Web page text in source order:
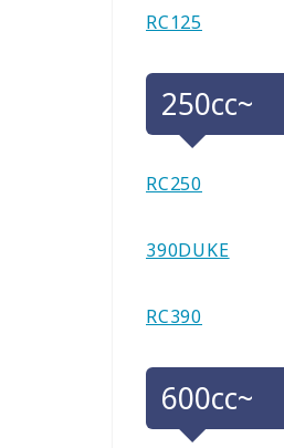
RC125
250cc~
RC250
390DUKE
RC390
600cc~